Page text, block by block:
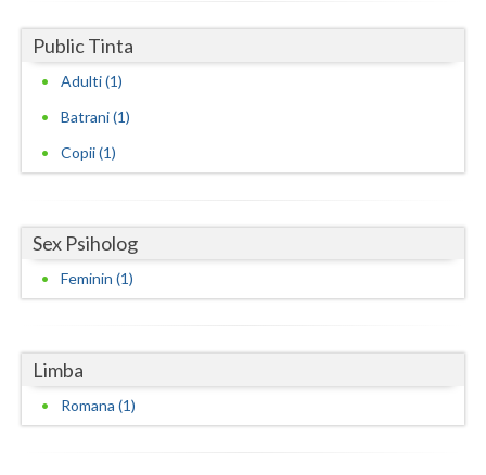
Hunedoara
Ialomita
Iasi
Ilfov
Mehedinti
Mures
Olt
Prahova
Public Tinta
Adulti (1)
Batrani (1)
Copii (1)
Sex Psiholog
Feminin (1)
Limba
Romana (1)